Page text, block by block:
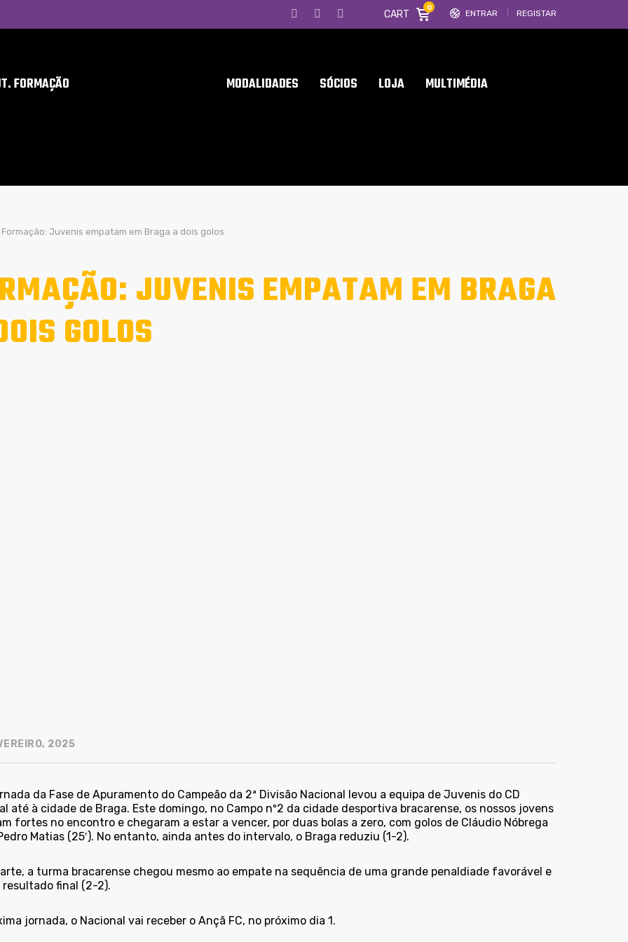
ENTRAR REGISTAR
CART
0
FORMAÇÃO MODALIDADES SÓCIOS LOJA MULTIMÉDIA
Formação: Juvenis empatam em Braga a dois golos
JUVENIS EMPATAM EM BRAGA
GOLOS
2025
da Fase de Apuramento do Campeão da 2ª Divisão Nacional levou a equipa de Juvenis do CD
até à cidade de Braga. Este domingo, no Campo nº2 da cidade desportiva bracarense, os nossos jovens
fortes no encontro e chegaram a estar a vencer, por duas bolas a zero, com golos de Cláudio Nóbrega
Pedro Matias (25′). No entanto, ainda antes do intervalo, o Braga reduziu (1-2).
a turma bracarense chegou mesmo ao empate na sequência de uma grande penaldiade favorável e
resultado final (2-2).
jornada, o Nacional vai receber o Ançã FC, no próximo dia 1.